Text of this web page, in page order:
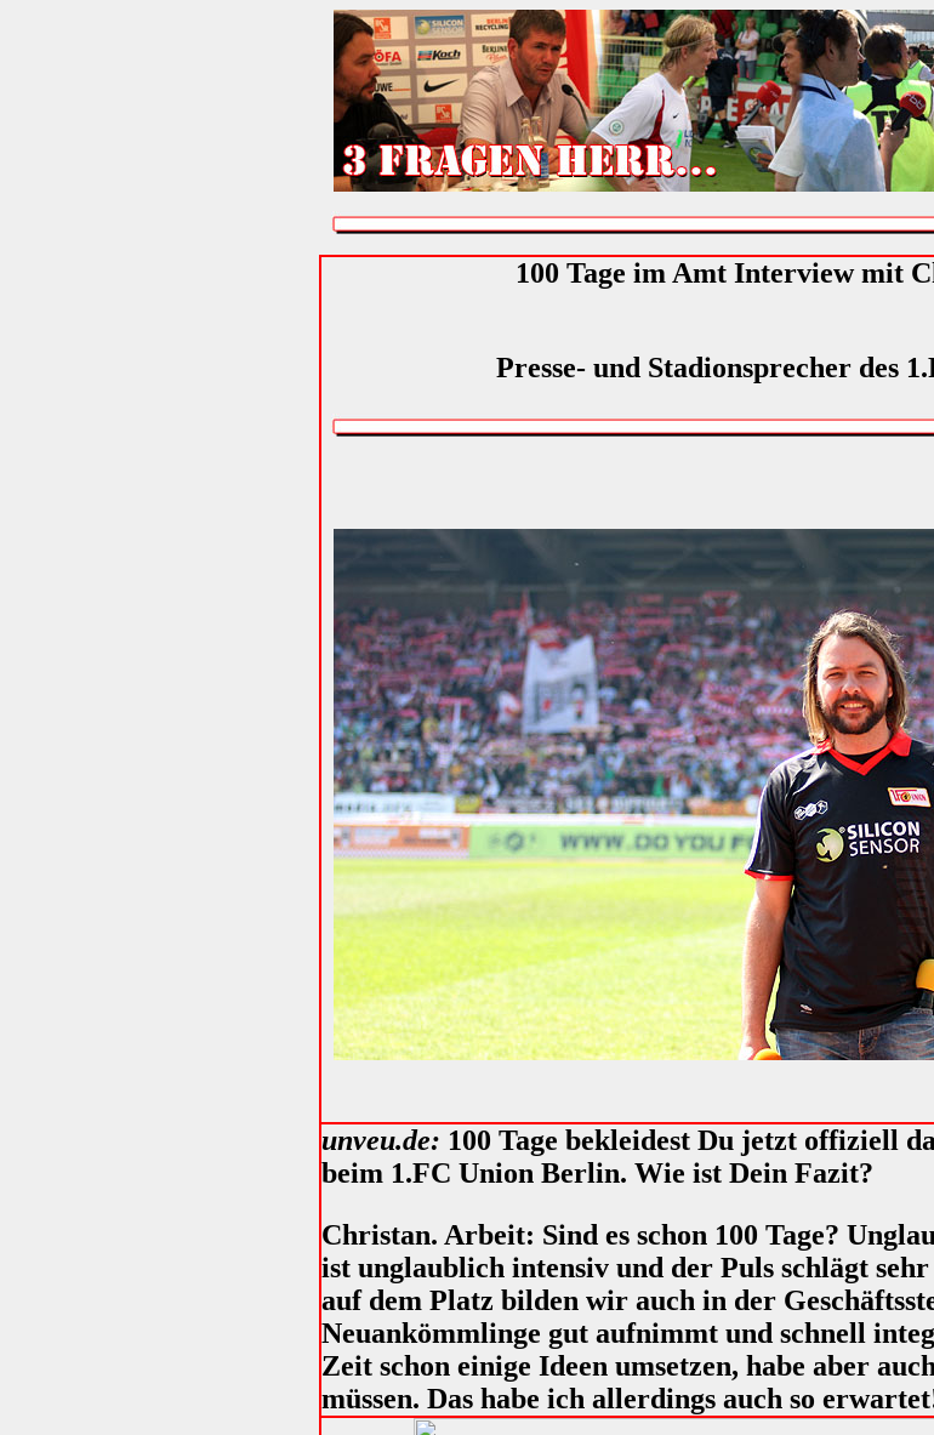
100 Tage im Amt Interview mit
Presse- und Stadionsprecher des
unveu.de: 100 Tage bekleidest Du jetzt offiziell
beim 1.FC Union Berlin. Wie ist Dein Fazit?
Christan. Arbeit: Sind es schon 100 Tage?
ist unglaublich intensiv und der Puls schlägt
auf dem Platz bilden wir auch in der
Neuankömmlinge gut aufnimmt und schnell
Zeit schon einige Ideen umsetzen, habe aber
müssen. Das habe ich allerdings auch so